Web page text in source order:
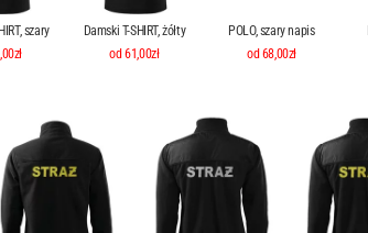
szary
Damski T-SHIRT, żółty
od 61,00zł
POLO, szary napis
od 68,00zł